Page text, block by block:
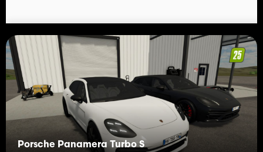
Porsche Panamera Turbo S